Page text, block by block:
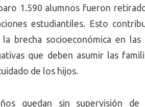
1.590 alumnos fueron
estudiantiles. Esto
brecha socioeconómica en
que deben asumir las
de los hijos.
quedan sin supervisión